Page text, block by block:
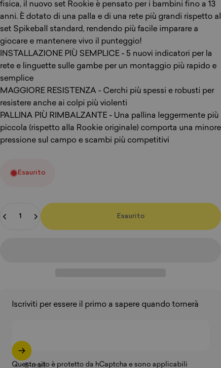
fisica, il nuovo set Rookie è pensato per i bambini fino a 13
anni. È dotato di una palla e di una rete più grandi rispetto al
set Spikeball standard, rendendo più facile imparare a
giocare e mantenere vivo il punteggio!
INSTALLAZIONE PIÙ SEMPLICE - 5 nuovi indicatori per la
rete e linguette sulle gambe per un montaggio più rapido e
semplice
MAGGIORE RESISTENZA - Cerchi più spessi e robusti per
resistere anche ai colpi più violenti
PALLINA PIÙ RIMBALZANTE - Una pallina leggermente più
piccola (rispetto alla Rookie originale) comporta una minore
pressione sul campo e scambi più competitivi
Esaurito
Esaurito
Iscriviti per essere il primo a sapere quando tornerà
E-mail
Questo sito è protetto da hCaptcha e sono applicabili